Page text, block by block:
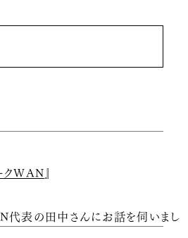
クWAN』
代表の田中さんにお話を伺いまし